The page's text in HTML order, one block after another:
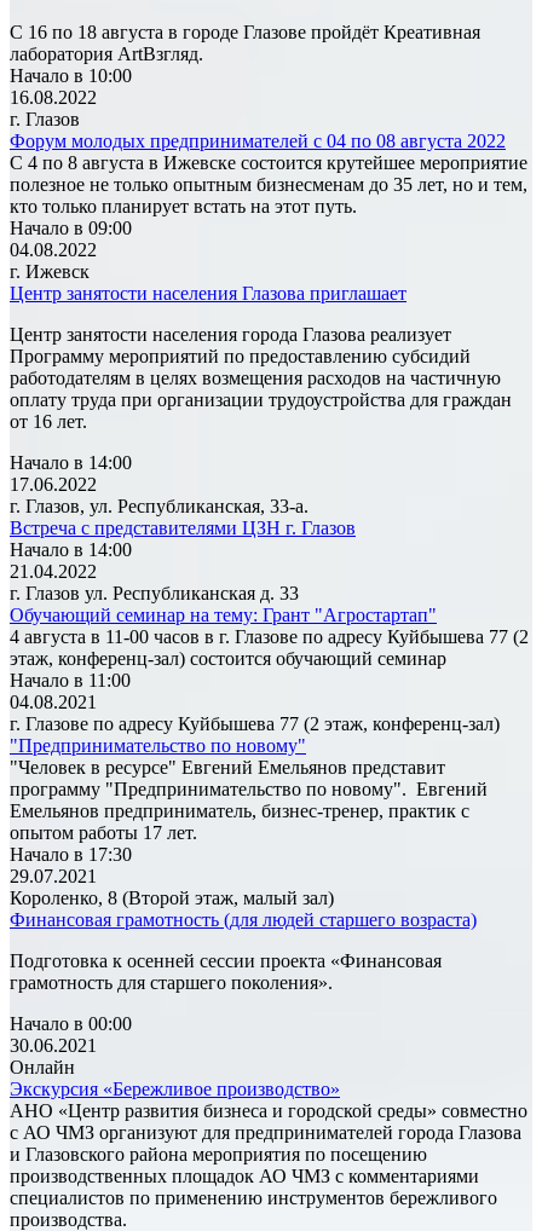
С 16 по 18 августа в городе Глазове пройдёт Креативная
лаборатория ArtВзгляд.
Начало в 10:00
16.08.2022
г. Глазов
Форум молодых предпринимателей с 04 по 08 августа 2022
С 4 по 8 августа в Ижевске состоится крутейшее мероприятие
полезное не только опытным бизнесменам до 35 лет, но и тем,
кто только планирует встать на этот путь.
Начало в 09:00
04.08.2022
г. Ижевск
Центр занятости населения Глазова приглашает
Центр занятости населения города Глазова реализует
Программу мероприятий по предоставлению субсидий
работодателям в целях возмещения расходов на частичную
оплату труда при организации трудоустройства для граждан
от 16 лет.
Начало в 14:00
17.06.2022
г. Глазов, ул. Республиканская, 33-а.
Встреча с представителями ЦЗН г. Глазов
Начало в 14:00
21.04.2022
г. Глазов ул. Республиканская д. 33
Обучающий семинар на тему: Грант "Агростартап"
4 августа в 11-00 часов в г. Глазове по адресу Куйбышева 77 (2
этаж, конференц-зал) состоится обучающий семинар
Начало в 11:00
04.08.2021
г. Глазове по адресу Куйбышева 77 (2 этаж, конференц-зал)
"Предпринимательство по новому"
"Человек в ресурсе" Евгений Емельянов представит
программу "Предпринимательство по новому". Евгений
Емельянов предприниматель, бизнес-тренер, практик с
опытом работы 17 лет.
Начало в 17:30
29.07.2021
Короленко, 8 (Второй этаж, малый зал)
Финансовая грамотность (для людей старшего возраста)
Подготовка к осенней сессии проекта «Финансовая
грамотность для старшего поколения».
Начало в 00:00
30.06.2021
Онлайн
Экскурсия «Бережливое производство»
АНО «Центр развития бизнеса и городской среды» совместно
с АО ЧМЗ организуют для предпринимателей города Глазова
и Глазовского района мероприятия по посещению
производственных площадок АО ЧМЗ с комментариями
специалистов по применению инструментов бережливого
производства.